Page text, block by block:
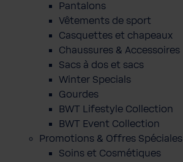
Pantalons
Vêtements de sport
Casquettes et chapeaux
Chaussures & Accessoires
Sacs à dos et sacs
Winter Specials
Gourdes
BWT Lifestyle Collection
BWT Event Collection
Promotions & Offres Spéciales
Soins et Cosmétiques